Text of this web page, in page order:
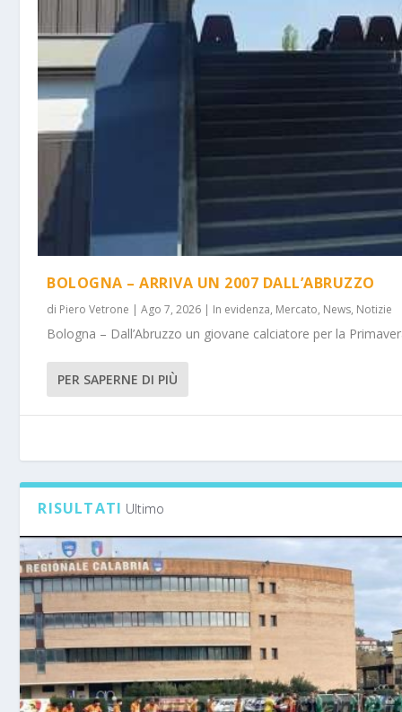
BOLOGNA – ARRIVA UN 2007 DALL’ABRUZZO
di Piero Vetrone |Ago 7, 2026 | In evidenza, Mercato, News, Notizie
Bologna – Dall’Abruzzo un giovane calciatore per la
PER SAPERNE DI PIÙ
RISULTATI Ultimo